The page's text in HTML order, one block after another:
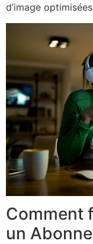
d’image
Comment
un